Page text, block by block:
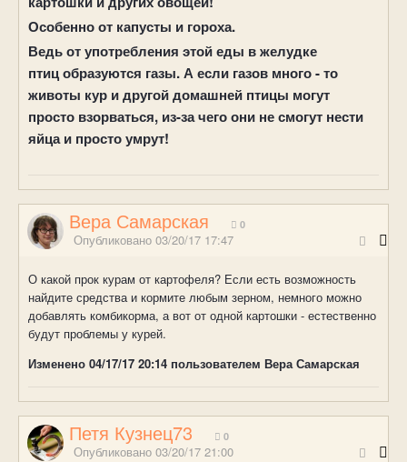
Особенно от капусты и гороха.
Ведь от употребления этой еды в желудке
птиц образуются газы. А если газов много - то
животы кур и другой домашней птицы могут
просто взорваться, из-за чего они не смогут нести
яйца и просто умрут!
Вера Самарская 0
Опубликовано 03/20/17 17:47
О какой прок курам от картофеля? Если есть возможность
найдите средства и кормите любым зерном, немного можно
добавлять комбикорма, а вот от одной картошки - естественно
будут проблемы у курей.
Изменено 04/17/17 20:14 пользователем Вера Самарская
Петя Кузнец73 0
Опубликовано 03/20/17 21:00